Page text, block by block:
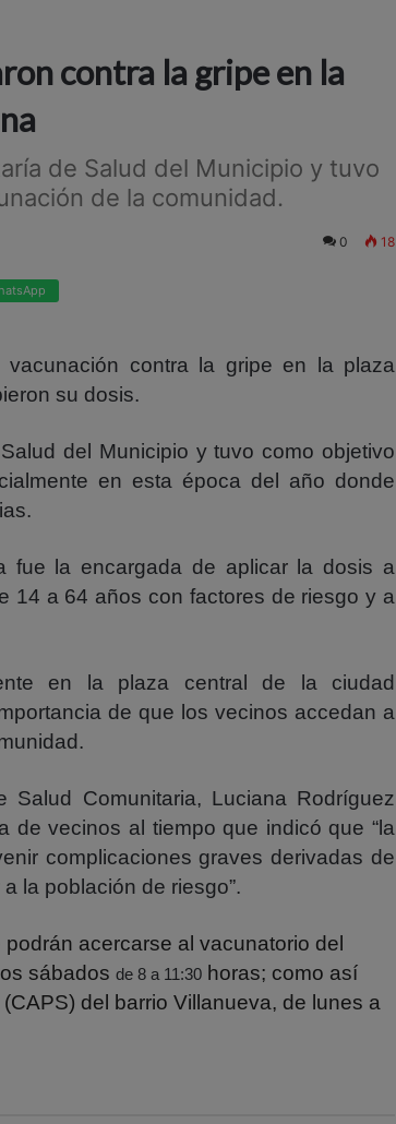
contra la gripe en la
de Salud del Municipio y tuvo
de la comunidad.
0 18
contra la gripe en la plaza
su dosis.
del Municipio y tuvo como objetivo
en esta época del año donde
fue la encargada de aplicar la dosis a
14 a 64 años con factores de riesgo y a
en la plaza central de la ciudad
de que los vecinos accedan a
Comunitaria, Luciana Rodríguez
de vecinos al tiempo que indicó que “la
complicaciones graves derivadas de
la población de riesgo”.
acercarse al vacunatorio del
sábados de 8 a 11:30 horas; como así
del barrio Villanueva, de lunes a